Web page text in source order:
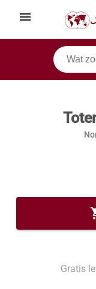
menu
Gratis